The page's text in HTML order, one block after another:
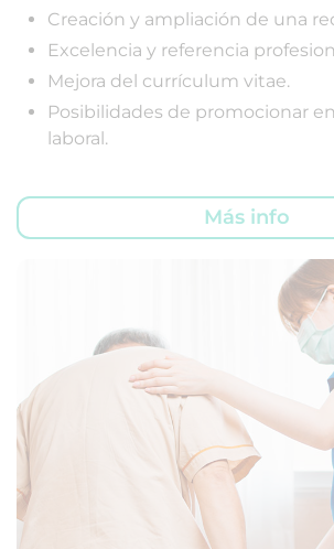
Creación y ampliación de una
Excelencia y referencia
Mejora del currículum vitae.
Posibilidades de promocionar
laboral.
Más info